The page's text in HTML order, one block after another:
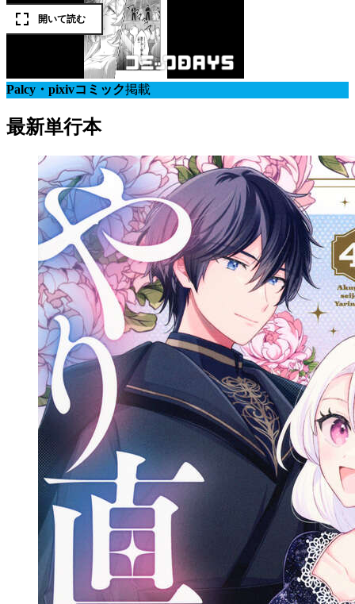
Palcy・pixivコミック掲載
最新単行本